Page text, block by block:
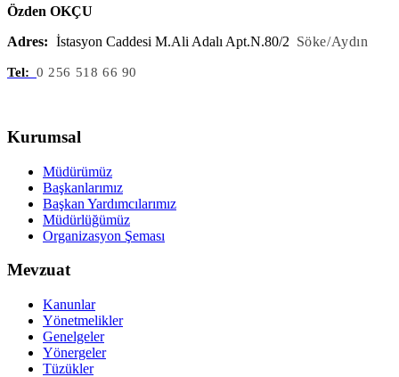
Özden OKÇU
Adres: İstasyon Caddesi M.Ali Adalı Apt.N.80/2 Söke/Aydın
Tel: 0 256 518 66 90
Kurumsal
Müdürümüz
Başkanlarımız
Başkan Yardımcılarımız
Müdürlüğümüz
Organizasyon Şeması
Mevzuat
Kanunlar
Yönetmelikler
Genelgeler
Yönergeler
Tüzükler